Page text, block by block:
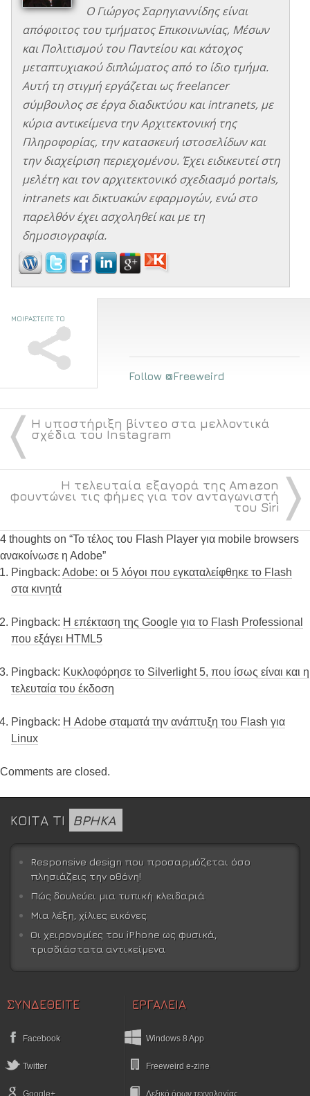
Ο Γιώργος Σαρηγιαννίδης είναι
απόφοιτος του τμήματος Επικοινωνίας, Μέσων
και Πολιτισμού του Παντείου και κάτοχος
μεταπτυχιακού διπλώματος από το ίδιο τμήμα.
Αυτή τη στιγμή εργάζεται ως freelancer
σύμβουλος σε έργα διαδικτύου και intranets, με
κύρια αντικείμενα την Αρχιτεκτονική της
Πληροφορίας, την κατασκευή ιστοσελίδων και
την διαχείριση περιεχομένου. Έχει ειδικευτεί στη
μελέτη και τον αρχιτεκτονικό σχεδιασμό portals,
intranets και δικτυακών εφαρμογών, ενώ στο
παρελθόν έχει ασχοληθεί και με τη
δημοσιογραφία.
ΜΟΙΡΑΣΤΕΙΤΕ ΤΟ
Follow @Freeweird
〈 Η υποστήριξη βίντεο στα μελλοντικά
σχέδια του Instagram
〉
Η τελευταία εξαγορά της Amazon
φουντώνει τις φήμες για τον ανταγωνιστή
του Siri
4 thoughts on “Το τέλος του Flash Player για mobile browsers
ανακοίνωσε η Αdobe”
Pingback: Adobe: οι 5 λόγοι που εγκαταλείφθηκε το Flash
στα κινητά
Pingback: Η επέκταση της Google για το Flash Professional
που εξάγει HTML5
Pingback: Κυκλοφόρησε το Silverlight 5, που ίσως είναι και η
τελευταία του έκδοση
Pingback: Η Adobe σταματά την ανάπτυξη του Flash για
Linux
Comments are closed.
ΚΟΙΤΑ ΤΙ ΒΡΗΚΑ
Responsive design που προσαρμόζεται όσο
πλησιάζεις την οθόνη!
Πώς δουλεύει μια τυπική κλειδαριά
Μια λέξη, χίλιες εικόνες
Οι χειρονομίες του iPhone ως φυσικά,
τρισδιάστατα αντικείμενα
ΣΥΝΔΕΘΕΙΤΕ
Facebook
Twitter
Google+
ΕΡΓΑΛΕΙΑ
Windows 8 App
Freeweird e-zine
Λεξικό όρων τεχνολογίας